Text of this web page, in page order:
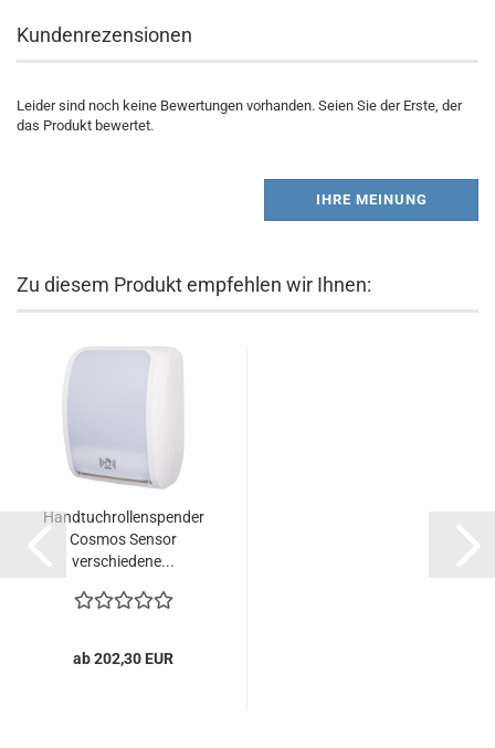
Kundenrezensionen
Leider sind noch keine Bewertungen vorhanden. Seien Sie der Erste, der
das Produkt bewertet.
IHRE MEINUNG
Zu diesem Produkt empfehlen wir Ihnen:
Handtuchrollenspender
Cosmos Sensor
verschiedene...
ab 202,30 EUR